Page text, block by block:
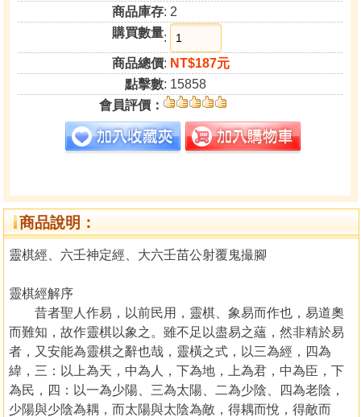
商品庫存: 2
購買數量:
商品總價: NT$187元
點擊數: 15858
會員評價：
商品說明：
靈棋經、六壬神定經、大六壬苗公射覆鬼撮腳
靈棋經解序
昔者聖人作易，以前民用，靈棋、象易而作也，易道奧
而難知，故作靈棋以象之。雖不足以盡易之蘊，然非精於易
者，又安能為靈棋之辭也哉，靈橫之式，以三為經，四為
緯，三：以上為天，中為人，下為地，上為君，中為臣，下
為民，四：以一為少陽、三為太陽、二為少陰、四為老陰，
少陽與少陰為耦，而太陽與太陰為敵，得耦而悅，得敵而